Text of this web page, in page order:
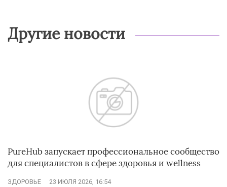
Другие новости
PureHub запускает профессиональное сообщество
для специалистов в сфере здоровья и wellness
ЗДОРОВЬЕ 23 ИЮЛЯ 2026, 16:54